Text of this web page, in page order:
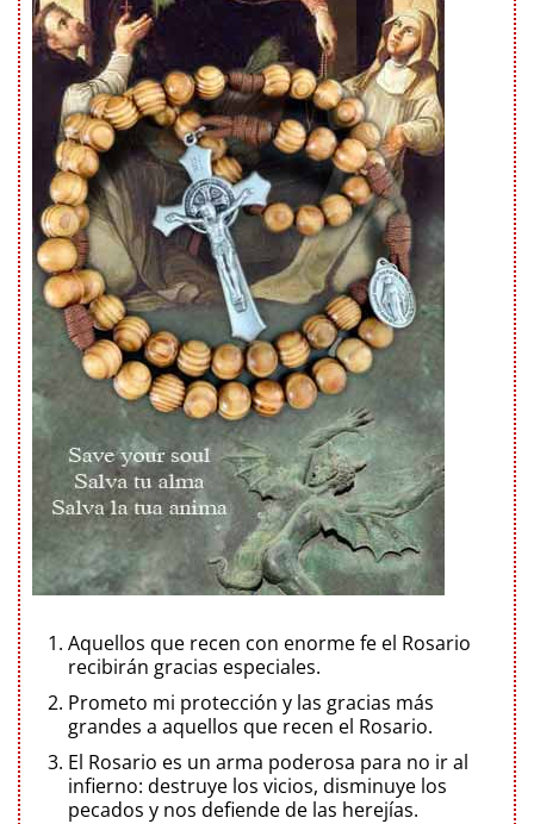
Aquellos que recen con enorme fe el Rosario
recibirán gracias especiales.
Prometo mi protección y las gracias más
grandes a aquellos que recen el Rosario.
El Rosario es un arma poderosa para no ir al
infierno: destruye los vicios, disminuye los
pecados y nos defiende de las herejías.